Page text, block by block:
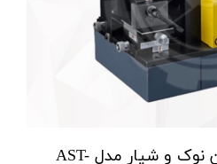
دستگاه قلاویز تیز کن نوک و شیار مدل AST-